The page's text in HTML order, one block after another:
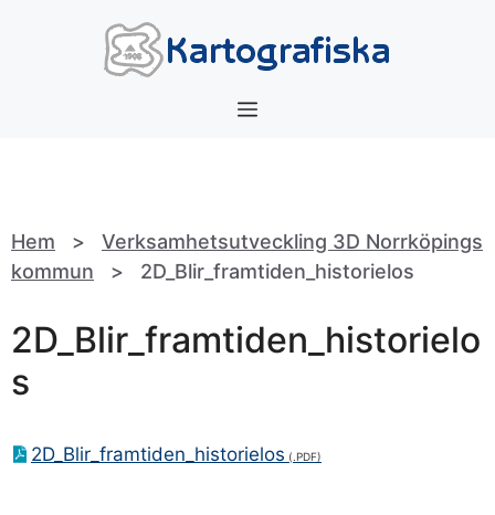
Meny
Hem > Verksamhetsutveckling 3D Norrköpings
kommun > 2D_Blir_framtiden_historielos
2D_Blir_framtiden_historielo
s
2D_Blir_framtiden_historielos